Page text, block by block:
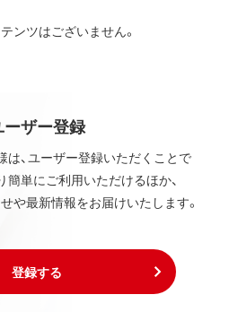
ンツはございません。
ーザー登録
は、ユーザー登録いただくことで
単にご利用いただけるほか、
や最新情報をお届けいたします。
登録する